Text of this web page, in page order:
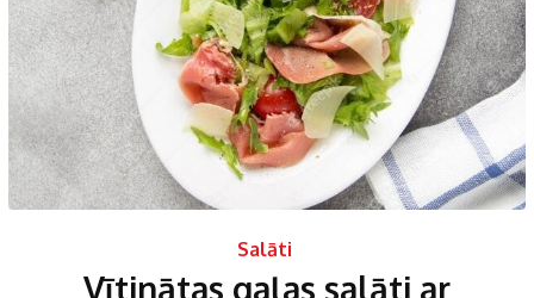
Salāti
Vītinātas gaļas salāti ar